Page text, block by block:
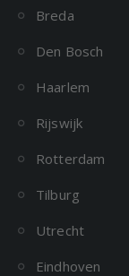
Breda
Den Bosch
Haarlem
Rijswijk
Rotterdam
Tilburg
Utrecht
Eindhoven